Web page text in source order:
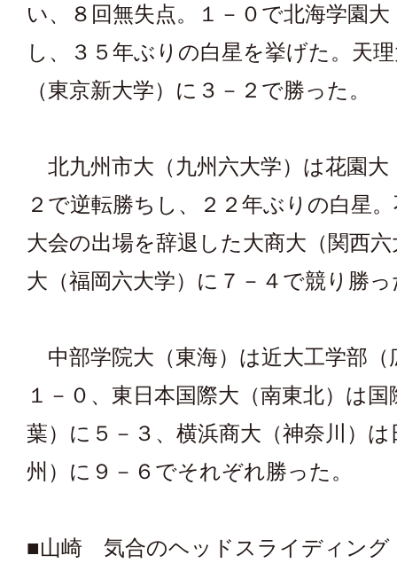
い、８回無失点。１－０で北海学園
し、３５年ぶりの白星を挙げた。天
（東京新大学）に３－２で勝った。
北九州市大（九州六大学）は花園大
２で逆転勝ちし、２２年ぶりの白星
大会の出場を辞退した大商大（関西
大（福岡六大学）に７－４で競り勝
中部学院大（東海）は近大工学部（
１－０、東日本国際大（南東北）は
葉）に５－３、横浜商大（神奈川）
州）に９－６でそれぞれ勝った。
■山崎 気合のヘッドスライディン